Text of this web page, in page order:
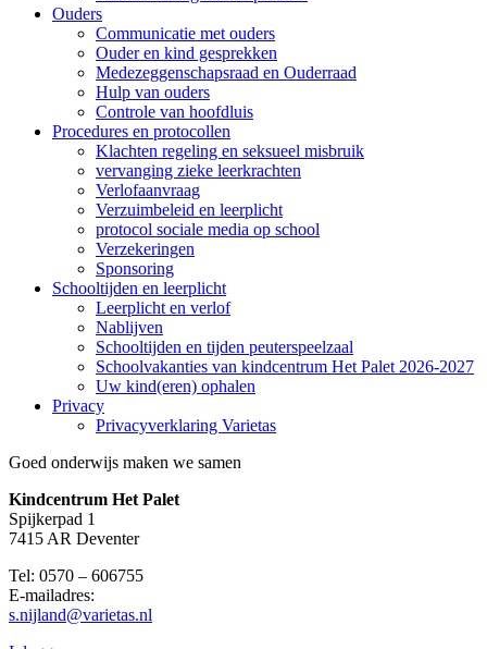
Ouders
Communicatie met ouders
Ouder en kind gesprekken
Medezeggenschapsraad en Ouderraad
Hulp van ouders
Controle van hoofdluis
Procedures en protocollen
Klachten regeling en seksueel misbruik
vervanging zieke leerkrachten
Verlofaanvraag
Verzuimbeleid en leerplicht
protocol sociale media op school
Verzekeringen
Sponsoring
Schooltijden en leerplicht
Leerplicht en verlof
Nablijven
Schooltijden en tijden peuterspeelzaal
Schoolvakanties van kindcentrum Het Palet 2026-2027
Uw kind(eren) ophalen
Privacy
Privacyverklaring Varietas
Goed onderwijs maken we samen
Kindcentrum Het Palet
Spijkerpad 1
7415 AR Deventer
Tel: 0570 – 606755
E-mailadres:
s.nijland@varietas.nl